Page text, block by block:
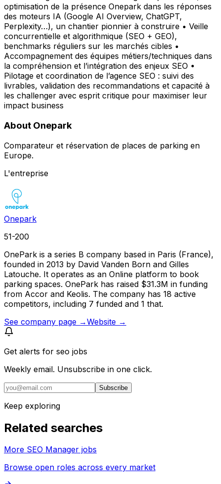
optimisation de la présence Onepark dans les réponses
des moteurs IA (Google AI Overview, ChatGPT,
Perplexity…), un chantier pionnier à construire • Veille
concurrentielle et algorithmique (SEO + GEO),
benchmarks réguliers sur les marchés cibles •
Accompagnement des équipes métiers/techniques dans
la compréhension et l’intégration des enjeux SEO •
Pilotage et coordination de l’agence SEO : suivi des
livrables, validation des recommandations et capacité à
les challenger avec esprit critique pour maximiser leur
impact business
About Onepark
Comparateur et réservation de places de parking en
Europe.
L'entreprise
Onepark
51-200
OnePark is a series B company based in Paris (France),
founded in 2013 by David Vanden Born and Gilles
Latouche. It operates as an Online platform to book
parking spaces. OnePark has raised $31.3M in funding
from Accor and Keolis. The company has 18 active
competitors, including 7 funded and 1 that.
See company page →Website →
Get alerts for seo jobs
Weekly email. Unsubscribe in one click.
Subscribe
Keep exploring
Related searches
More SEO Manager jobs
Browse open roles across every market